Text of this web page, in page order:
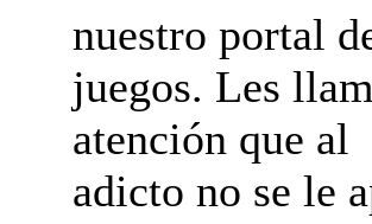
nuestro portal
juegos. Les
atención que al
adicto no se le